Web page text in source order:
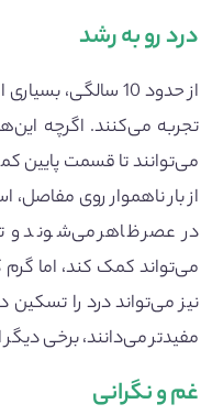
درد رو به رشد
از حدود 10 سالگی،
تجربه می‌کنند. اگرچه
می‌توانند تا قسمت پایین
از بار ناهموار روی
در عصر ظاهر می‌شوند و
می‌تواند کمک کند، اما
نیز می‌تواند درد را
مفیدتر می‌دانند، برخی
غم و نگرانی